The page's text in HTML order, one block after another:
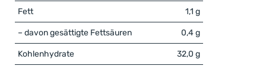
Ergänzung im Joghurt oder einfach pur – unsere
gefriergetrockneten Bio-Johannisbeeren sind die
perfekte Wahl.
Fett 1,1 g
– davon gesättigte Fettsäuren 0,4 g
Kohlenhydrate 32,0 g